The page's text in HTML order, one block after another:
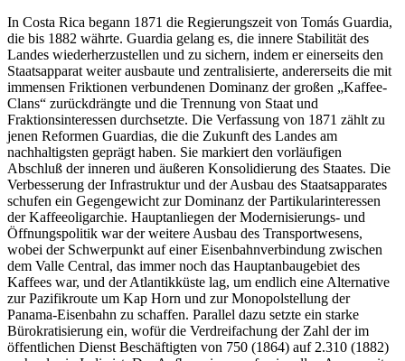
In Costa Rica begann 1871 die Regierungszeit von Tomás Guardia,
die bis 1882 währte. Guardia gelang es, die innere Stabilität des
Landes wiederherzustellen und zu sichern, indem er einerseits den
Staatsapparat weiter ausbaute und zentralisierte, andererseits die mit
immensen Friktionen verbundenen Dominanz der großen „Kaffee-
Clans“ zurückdrängte und die Trennung von Staat und
Fraktionsinteressen durchsetzte. Die Verfassung von 1871 zählt zu
jenen Reformen Guardias, die die Zukunft des Landes am
nachhaltigsten geprägt haben. Sie markiert den vorläufigen
Abschluß der inneren und äußeren Konsolidierung des Staates. Die
Verbesserung der Infrastruktur und der Ausbau des Staatsapparates
schufen ein Gegengewicht zur Dominanz der Partikularinteressen
der Kaffeeoligarchie. Hauptanliegen der Modernisierungs- und
Öffnungspolitik war der weitere Ausbau des Transportwesens,
wobei der Schwerpunkt auf einer Eisenbahnverbindung zwischen
dem Valle Central, das immer noch das Hauptanbaugebiet des
Kaffees war, und der Atlantikküste lag, um endlich eine Alternative
zur Pazifikroute um Kap Horn und zur Monopolstellung der
Panama-Eisenbahn zu schaffen. Parallel dazu setzte ein starke
Bürokratisierung ein, wofür die Verdreifachung der Zahl der im
öffentlichen Dienst Beschäftigten von 750 (1864) auf 2.310 (1882)